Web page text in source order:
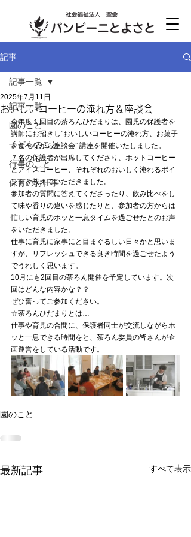
記事
記事一覧
園のこと
子どものこと
行事のこと
保育のお仕事
記事一覧
おいしいコーヒーの淹れ方＆座談会
2025年7月11日
今年度１回目の茶ろんひだまりは、園児の保護者を
講師にお招きし”おいしいコーヒーの淹れ方、お菓子
を食べながら座談会” 講座を開催いたしました。
７名の保護者が出席してくださり、ホットコーヒー
とアイスコーヒー、それぞれのおいしく淹れるポイ
ントを教えていただきました。
参加者の質問に答えてくださったり、飲み比べをし
て味や香りの違いを感じたりと、参加者の方からは
忙しい育児のホッと一息タイムを過ごせたとのお声
をいただきました。
仕事に育児に家事にと目まぐるしい日々かと思いま
すが、リフレッシュできる良き時間を過ごせたよう
でうれしく思います。
10月にも2回目の茶ろん開催を予定しています。次
回はどんな内容かな？？
ぜひ奮ってご参加ください。
☆茶ろんひだまりとは…
仕事や育児の合間に、保護者同士が交流しながらホ
ッと一息できる時間をと、茶ろん委員の皆さんが企
画運営をしている活動です。
園のこと
最新記事 すべて表示